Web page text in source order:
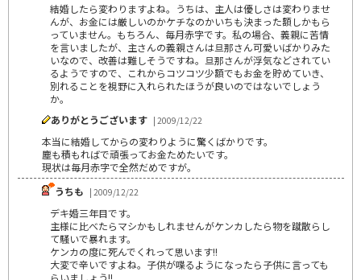
結婚したら変わりますよね。うちは、主人は優しさは変わりませ
んが、お金には厳しいのかケチなのかいちも決まった額しかもら
っていません。もちろん、毎月赤字です。私の場合、義親に苦情
を言いましたが、主さんの義親さんは旦那さん可愛いばかりみた
いなので、改善は難しそうですね。旦那さんが浮気などされてい
るようですので、これからコツコツ少額でもお金を貯めていき、
別れることを視野に入れられたほうが良いのではないでしょう
か。
ありがとうございます | 2009/12/22
本当に結婚してからの変わりように驚くばかりです。
塵も積もればで頑張ってお金ためたいです。
現状は毎月赤字で全然だめですが。
うちも | 2009/12/22
デキ婚三年目です。
主様に比べたらマシかもしれませんがケンカしたら物を蹴散らし
て騒いで暴れます。
ケンカの度に死んでくれって思います!!
大変で辛いですよね。子供が喋るようになったら子供に言っても
らいましょう!!